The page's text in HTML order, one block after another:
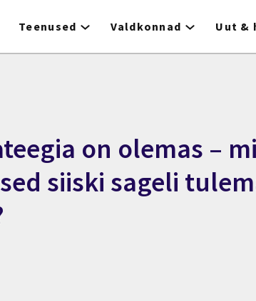
Teenused Valdkonnad Uut &
on olemas –
siiski sageli